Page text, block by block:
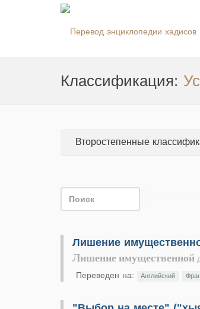
Классификация:
Второстепенные
Лишение имущественной
Переведен на: Английский